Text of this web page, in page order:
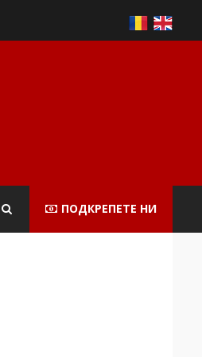
ПОДКРЕПЕТЕ НИ